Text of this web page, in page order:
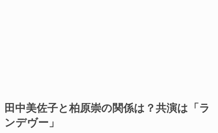
田中美佐子と柏原崇の関係は？共演は「ラ
ンデヴー」